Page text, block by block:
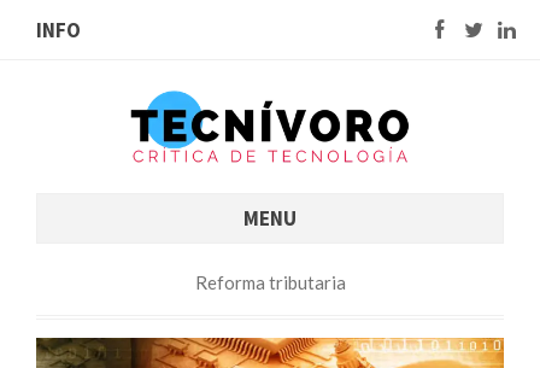
INFO
MENU
Reforma tributaria